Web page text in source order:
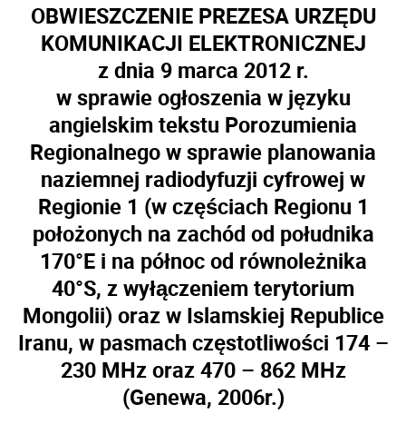
OBWIESZCZENIE PREZESA URZĘDU
KOMUNIKACJI ELEKTRONICZNEJ
z dnia 9 marca 2012 r.
w sprawie ogłoszenia w języku
angielskim tekstu Porozumienia
Regionalnego w sprawie planowania
naziemnej radiodyfuzji cyfrowej w
Regionie 1 (w częściach Regionu 1
położonych na zachód od południka
170°E i na północ od równoleżnika
40°S, z wyłączeniem terytorium
Mongolii) oraz w Islamskiej Republice
Iranu, w pasmach częstotliwości 174 –
230 MHz oraz 470 – 862 MHz
(Genewa, 2006r.)